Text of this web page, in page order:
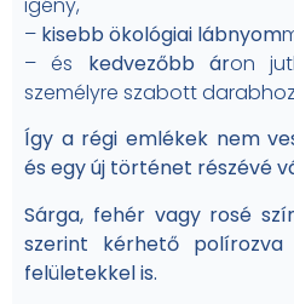
– kisebb ökológiai lábnyom
– és kedvezőbb áron
személyre szabott
Így a régi emlékek nem
és egy új történet részévé
Sárga, fehér vagy rosé
szerint kérhető
felületekkel is.